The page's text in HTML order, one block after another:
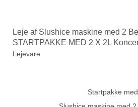
Leje af Slushice maskine med 2
STARTPAKKE MED 2 X 2L
Lejevare
Startpakke med